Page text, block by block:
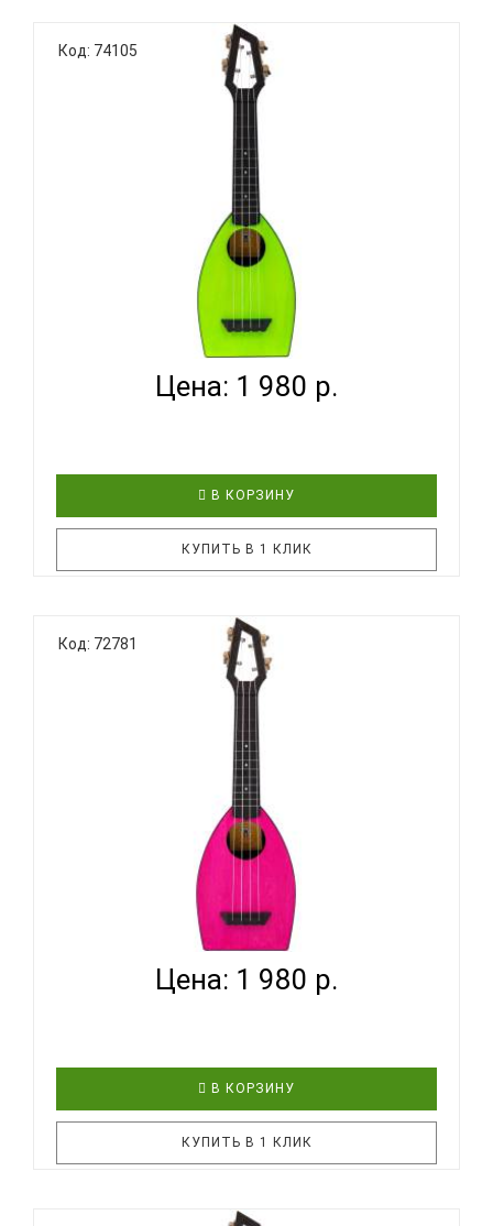
BUMBLEBEE Hive Soprano LB - надёжный,
практичный, удобный и, главное, доступный по
цене инструмент! Эта укулеле продолжает
традиции знаменитых ученических укулеле
Дж.Чалмерса Доана, канадского укулеле-
педагога. Необычная форма корпуса, уникальная
го..
Код: 74105
BUMBLEBEE HIVE SOPRANO GR - УКУЛЕЛЕ СОПРАНО
~ СЕРИ...
Цена: 1 980 р.
В КОРЗИНУ
КУПИТЬ В 1 КЛИК
BUMBLEBEE Hive Soprano GR - надёжный,
практичный, удобный и, главное, доступный по
цене инструмент! Эта укулеле продолжает
традиции знаменитых ученических укулеле
Дж.Чалмерса Доана, канадского укулеле-
педагога. Необычная форма корпуса, уникальная
го..
Код: 72781
BUMBLEBEE HIVE SOPRANO PK - УКУЛЕЛЕ СОПРАНО
~ СЕРИ...
Цена: 1 980 р.
В КОРЗИНУ
КУПИТЬ В 1 КЛИК